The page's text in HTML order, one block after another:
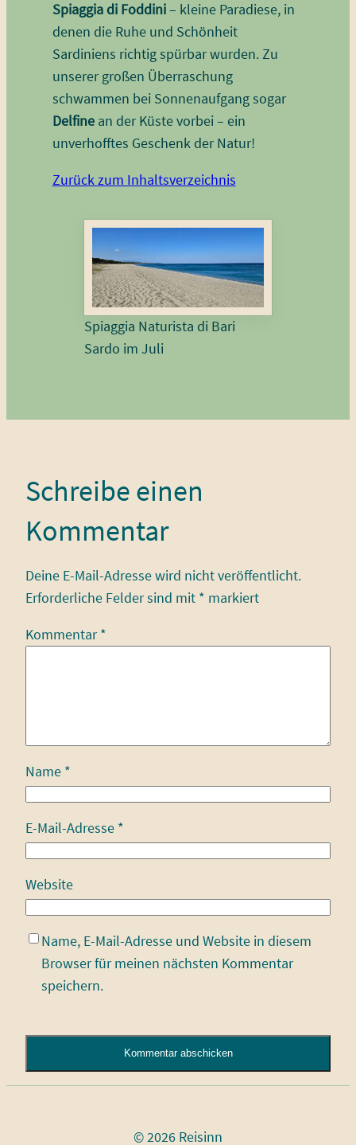
Spiaggia di Foddini– kleine Paradiese, in
denen die Ruhe und Schönheit
Sardiniens richtig spürbar wurden. Zu
unserer großen Überraschung
schwammen bei Sonnenaufgang sogar
Delfinean der Küste vorbei – ein
unverhofftes Geschenk der Natur!
Zurück zum Inhaltsverzeichnis
Spiaggia Naturista di Bari
Sardo im Juli
Schreibe einen
Kommentar
Deine E-Mail-Adresse wird nicht veröffentlicht.
Erforderliche Felder sind mit * markiert
Kommentar*
Name *
E-Mail-Adresse *
Website
Name, E-Mail-Adresse und Website in diesem
Browser für meinen nächsten Kommentar
speichern.
© 2026 Reisinn